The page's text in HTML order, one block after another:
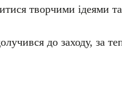
творчими ідеями
до заходу, за